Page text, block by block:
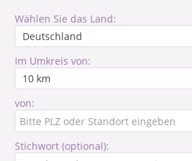
Wählen Sie das Land:
Im Umkreis von:
von:
Stichwort (optional):